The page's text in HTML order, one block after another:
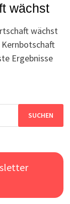
wächst
wächst
Ergebnisse